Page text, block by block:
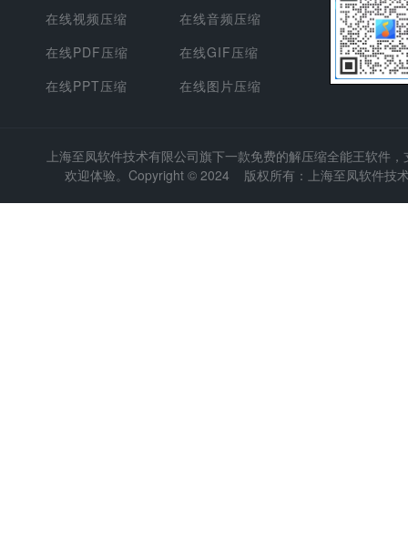
在线视频压缩
在线PDF压缩
在线PPT压缩
在线音频压缩
在线GIF压缩
在线图片压缩
上海至凤软件技术有限公司旗下一款免费的解压缩全能王软件
欢迎体验。Copyright © 2024 版权所有：上海至凤软件技